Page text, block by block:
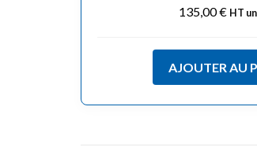
135,00€ HT
AJOUTER AU